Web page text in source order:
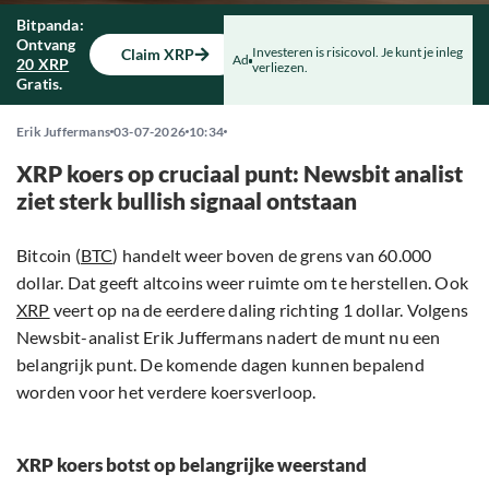
Bitpanda:
Ontvang
20 XRP
Gratis.
Claim XRP Ad Investeren is risicovol. Je kunt je inleg
verliezen.
Erik Juffermans 03-07-2026 10:34
XRP koers op cruciaal punt: Newsbit analist
ziet sterk bullish signaal ontstaan
Bitcoin (BTC) handelt weer boven de grens van 60.000
dollar. Dat geeft altcoins weer ruimte om te herstellen. Ook
XRP veert op na de eerdere daling richting 1 dollar. Volgens
Newsbit-analist Erik Juffermans nadert de munt nu een
belangrijk punt. De komende dagen kunnen bepalend
worden voor het verdere koersverloop.
XRP koers botst op belangrijke weerstand